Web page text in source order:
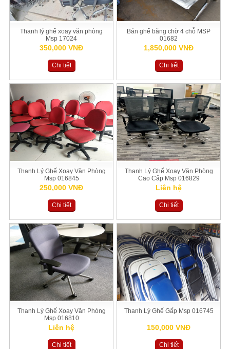
Thanh lý ghế xoay văn phòng
Msp 17024
350,000 VNĐ
Chi tiết
Bán ghế băng chờ 4 chỗ MSP
01682
1,850,000 VNĐ
Chi tiết
Thanh Lý Ghế Xoay Văn Phòng
Msp 016845
250,000 VNĐ
Chi tiết
Thanh Lý Ghế Xoay Văn Phòng
Cao Cấp Msp 016829
Liên hệ
Chi tiết
Thanh Lý Ghế Xoay Văn Phòng
Msp 016810
Liên hệ
Chi tiết
Thanh Lý Ghế Gấp Msp 016745
150,000 VNĐ
Chi tiết